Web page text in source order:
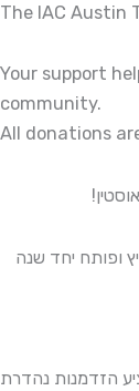
The IAC Austin
Your support
community.
All donations
ופותח יחד שנה
הזדמנות נהדרת